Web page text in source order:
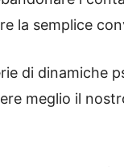
la semplice
di dinamiche
meglio il